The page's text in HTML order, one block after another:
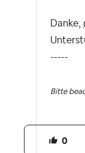
Danke,
-----
Bitte
0